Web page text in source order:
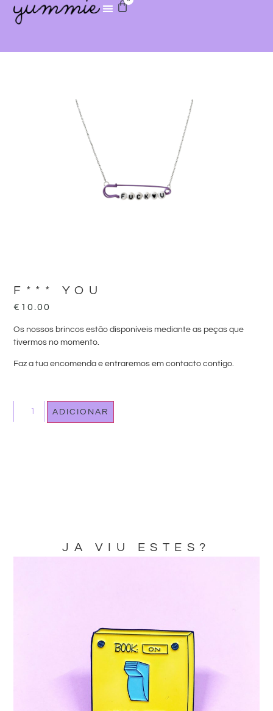
F*** YOU
€ 10.00
Os nossos brincos estão disponíveis mediante as peças que
tivermos no momento.
Faz a tua encomenda e entraremos em contacto contigo.
ADICIONAR
JA VIU ESTES?